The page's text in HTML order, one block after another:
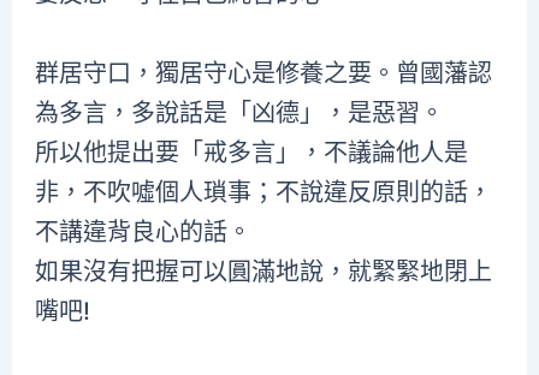
群居守口，獨居守心是修養之要。曾國藩認
為多言，多說話是「凶德」，是惡習。
所以他提出要「戒多言」，不議論他人是
非，不吹噓個人瑣事；不說違反原則的話，
不講違背良心的話。
如果沒有把握可以圓滿地說，就緊緊地閉上
嘴吧!